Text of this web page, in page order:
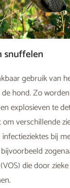
snuffelen
gebruik van
hond. Zo
explosieven te
verschillende
bij
die door